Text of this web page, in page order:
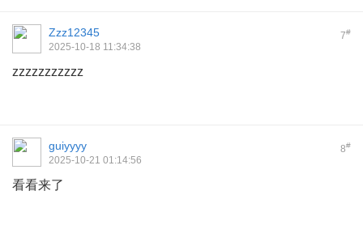
7#
Zzz12345
2025-10-18 11:34:38
zzzzzzzzzzz
8#
guiyyyy
2025-10-21 01:14:56
看看来了